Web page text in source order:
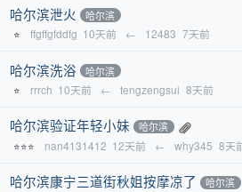
哈尔滨泄火 哈尔滨
⭐ ffgffgfddfg 10天前 ← 12483 7天前
哈尔滨洗浴 哈尔滨
⭐ rrrch 10天前 ← tengzengsui 8天前
哈尔滨验证年轻小妹 哈尔滨
⭐⭐⭐ nan4131412 12天前 ← why345 8天
哈尔滨康宁三道街秋姐按摩凉了 哈尔滨